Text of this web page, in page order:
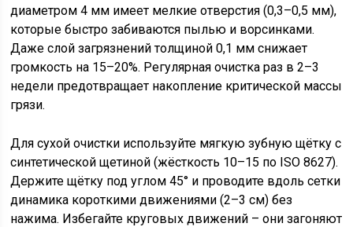
диаметром 4 мм имеет мелкие отверстия (0,3–0,5 мм),
которые быстро забиваются пылью и ворсинками.
Даже слой загрязнений толщиной 0,1 мм снижает
громкость на 15–20%. Регулярная очистка раз в 2–3
недели предотвращает накопление критической массы
грязи.
Для сухой очистки используйте мягкую зубную щётку с
синтетической щетиной (жёсткость 10–15 по ISO 8627).
Держите щётку под углом 45° и проводите вдоль сетки
динамика короткими движениями (2–3 см) без
нажима. Избегайте круговых движений – они загоняют